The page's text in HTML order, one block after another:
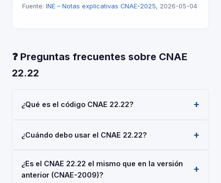
Fuente: INE – Notas explicativas CNAE-2025, 2026-05-04
❓ Preguntas frecuentes sobre CNAE
22.22
¿Qué es el código CNAE 22.22?
envases y embalajes de plástico', según la
2025 (CNAE-2025), aprobada por Real Decreto
10/2025. Es un código de nivel 'Clase' usado en
¿Cuándo debo usar el CNAE 22.22?
'Fabricación de envases y embalajes de plástico'.
Deberás indicarlo al darte de alta en la Seguridad
¿Es el CNAE 22.22 el mismo que en la versión
anterior (CNAE-2009)?